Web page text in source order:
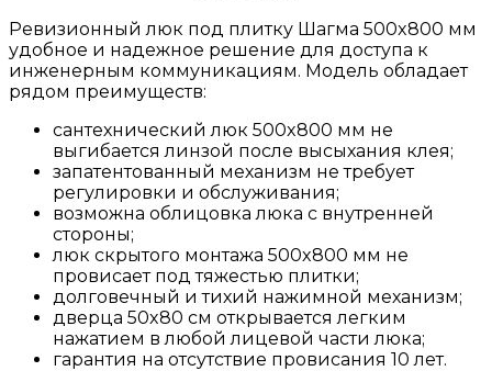
Ревизионный люк под плитку Шагма 500x800 мм
удобное и надежное решение для доступа к
инженерным коммуникациям. Модель обладает
рядом преимуществ:
сантехнический люк 500x800 мм не
выгибается линзой после высыхания клея;
запатентованный механизм не требует
регулировки и обслуживания;
возможна облицовка люка с внутренней
стороны;
люк скрытого монтажа 500x800 мм не
провисает под тяжестью плитки;
долговечный и тихий нажимной механизм;
дверца 50x80 см открывается легким
нажатием в любой лицевой части люка;
гарантия на отсутствие провисания 10 лет.